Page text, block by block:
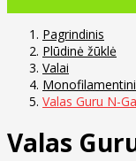
Pagrindinis
Plūdinė žūklė
Valai
Valas Guru N-
Valas